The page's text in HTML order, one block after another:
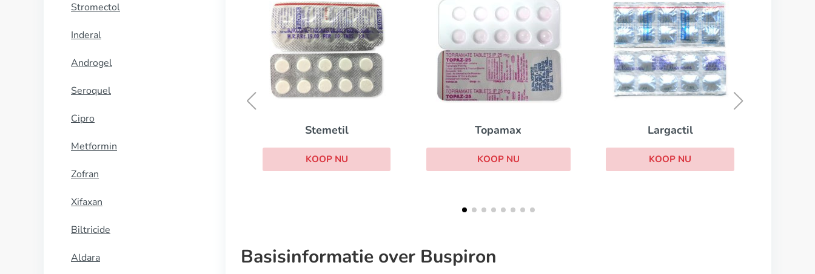
Stromectol
Inderal
Androgel
Seroquel
Cipro
Metformin
Zofran
Xifaxan
Biltricide
Aldara
Topamax
KOOP NU
Largactil
KOOP NU
Strattera
Basisinformatie over Buspiron